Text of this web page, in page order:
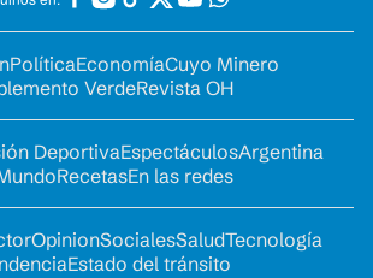
PolíticaEconomíaCuyo Minero
VerdeRevista OH
DeportivaEspectáculosArgentina
RecetasEn las redes
OpinionSocialesSaludTecnología
Estado del tránsito